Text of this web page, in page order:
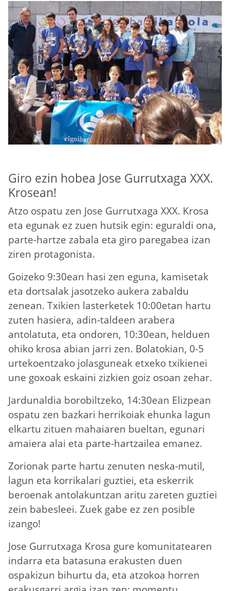
Irudia
Giro ezin hobea Jose Gurrutxaga XXX.
Krosean!
Atzo ospatu zen Jose Gurrutxaga XXX. Krosa
eta egunak ez zuen hutsik egin: eguraldi ona,
parte-hartze zabala eta giro paregabea izan
ziren protagonista.
Goizeko 9:30ean hasi zen eguna, kamisetak
eta dortsalak jasotzeko aukera zabaldu
zenean. Txikien lasterketek 10:00etan hartu
zuten hasiera, adin-taldeen arabera
antolatuta, eta ondoren, 10:30ean, helduen
ohiko krosa abian jarri zen. Bolatokian, 0-5
urtekoentzako jolasguneak etxeko txikienei
une goxoak eskaini zizkien goiz osoan zehar.
Jardunaldia borobiltzeko, 14:30ean Elizpean
ospatu zen bazkari herrikoiak ehunka lagun
elkartu zituen mahaiaren bueltan, egunari
amaiera alai eta parte-hartzailea emanez.
Zorionak parte hartu zenuten neska-mutil,
lagun eta korrikalari guztiei, eta eskerrik
beroenak antolakuntzan aritu zareten guztiei
zein babesleei. Zuek gabe ez zen posible
izango!
Jose Gurrutxaga Krosa gure komunitatearen
indarra eta batasuna erakusten duen
ospakizun bihurtu da, eta atzokoa horren